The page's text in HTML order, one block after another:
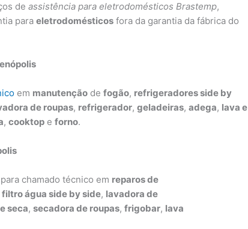
de assistência para eletrodomésticos Brastemp,
para eletrodomésticos fora da garantia da fábrica do
em manutenção de fogão, refrigeradores side by
de roupas, refrigerador, geladeiras, adega, lava e
, cooktop e forno.
chamado técnico em reparos de
filtro água side by side, lavadora de
seca, secadora de roupas, frigobar, lava